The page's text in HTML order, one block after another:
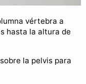
vértebra a
hasta la altura de
la pelvis para